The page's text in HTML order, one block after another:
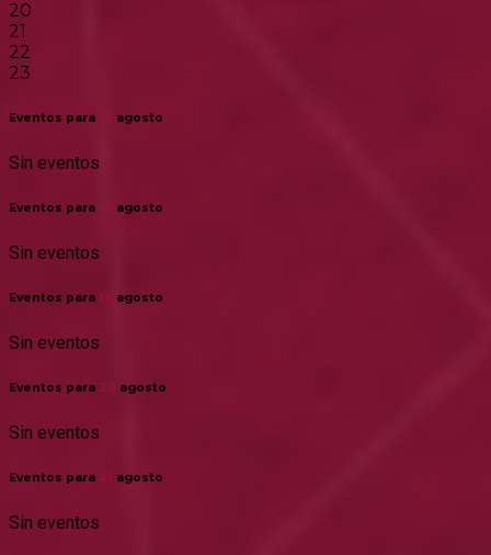
20
21
22
23
Eventos para agosto
Sin eventos
Eventos para agosto
Sin eventos
Eventos para agosto
Sin eventos
Eventos para agosto
Sin eventos
Eventos para agosto
Sin eventos